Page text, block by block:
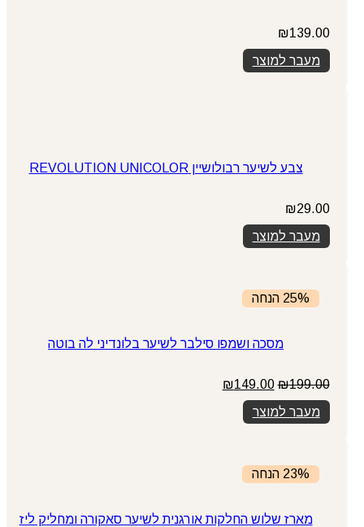
₪139.00
מעבר למוצר
צבע לשיער רבולושיין REVOLUTION UNICOLOR
₪29.00
מעבר למוצר
25% הנחה
מסכה ושמפו סילבר לשיער בלונדיני לה בוטה
₪199.00
המחיר
המקורי
היה:
₪199.00.
₪149.00
מעבר למוצר
23% הנחה
מארז שלוש החלקות אורגנית לשיער סאקורה ומחליק ליז